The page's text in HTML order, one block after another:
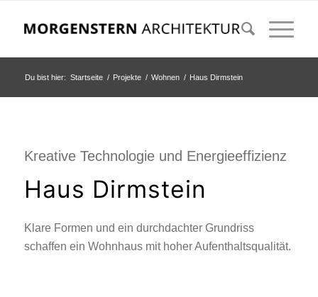
Du bist hier: Startseite / Projekte / Wohnen / Haus Dirmstein
Kreative Technologie und Energieeffizienz
Haus Dirmstein
Klare Formen und ein durchdachter Grundriss
schaffen ein Wohnhaus mit hoher Aufenthaltsqualität.